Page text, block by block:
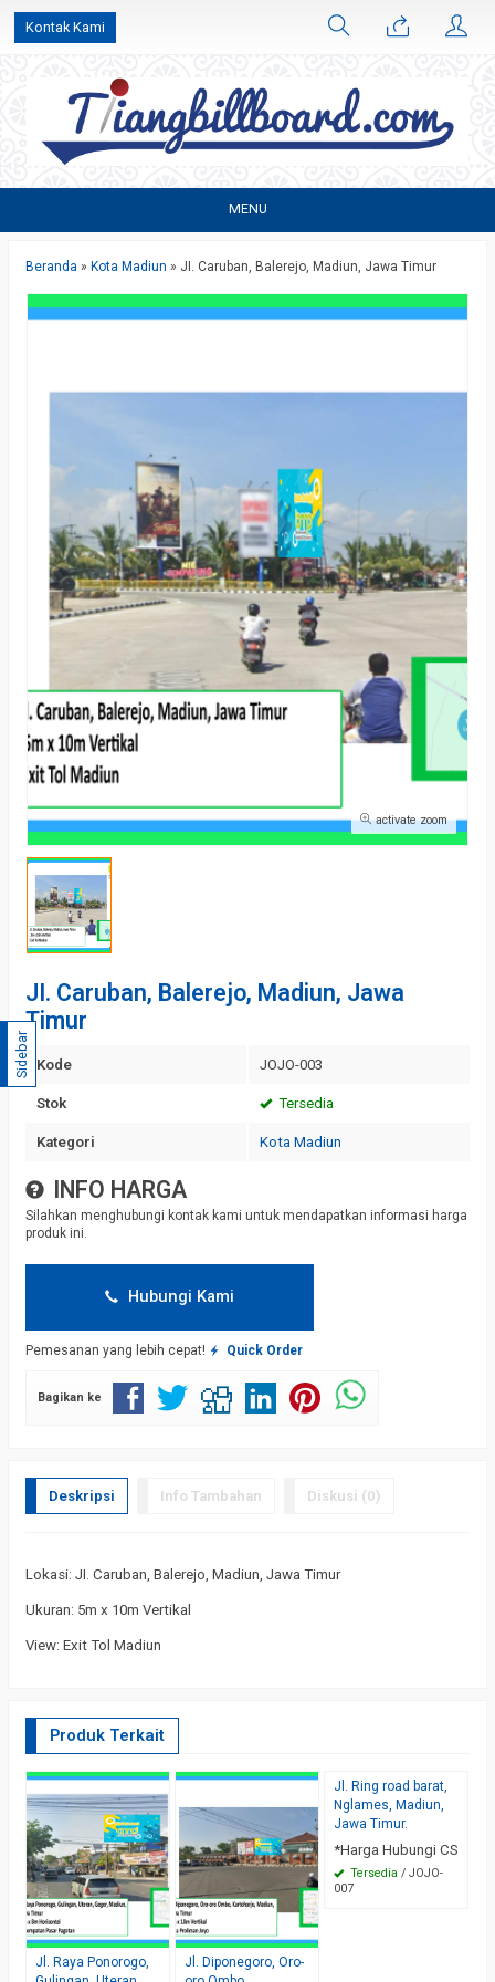
Kontak Kami
MENU
Beranda » Kota Madiun » JI. Caruban, Balerejo, Madiun, Jawa Timur
activate zoom
JI. Caruban, Balerejo, Madiun, Jawa
Timur
Kode JOJO-003
Stok Tersedia
Kategori Kota Madiun
INFO HARGA
Silahkan menghubungi kontak kami untuk mendapatkan informasi harga
produk ini.
Hubungi Kami
Pemesanan yang lebih cepat! Quick Order
Bagikan ke
Deskripsi Info Tambahan Diskusi (0)
Lokasi: JI. Caruban, Balerejo, Madiun, Jawa Timur
Ukuran: 5m x 10m Vertikal
View: Exit Tol Madiun
Produk Terkait
Jl. Raya Ponorogo,
Jl. Diponegoro, Oro-
Jl. Ring road barat,
Nglames, Madiun,
Jawa Timur.
*Harga Hubungi CS
Tersedia / JOJO-
007
Sidebar